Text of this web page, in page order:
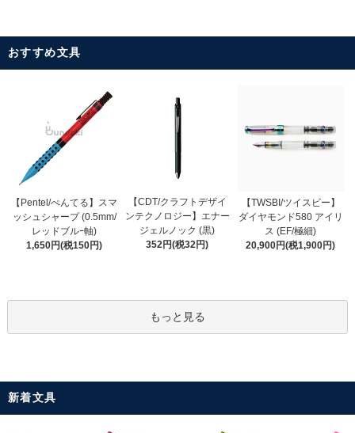
おすすめ文具
【Pentel/ぺんてる】スマ
ッシュシャープ (0.5mm/
レッドブルｰ軸)
1,650円(税150円)
【CDT/クラフトデザイ
ンテクノロジー】エナー
ジェルノック (黒)
352円(税32円)
【TWSBI/ツイスビー】
ダイヤモンド580 アイリ
ス (EF/極細)
20,900円(税1,900円)
もっと見る
新着文具